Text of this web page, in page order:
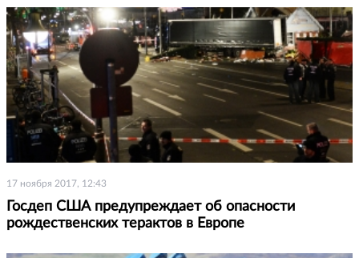
17 ноября 2017, 12:43
Госдеп США предупреждает об опасности
рождественских терактов в Европе